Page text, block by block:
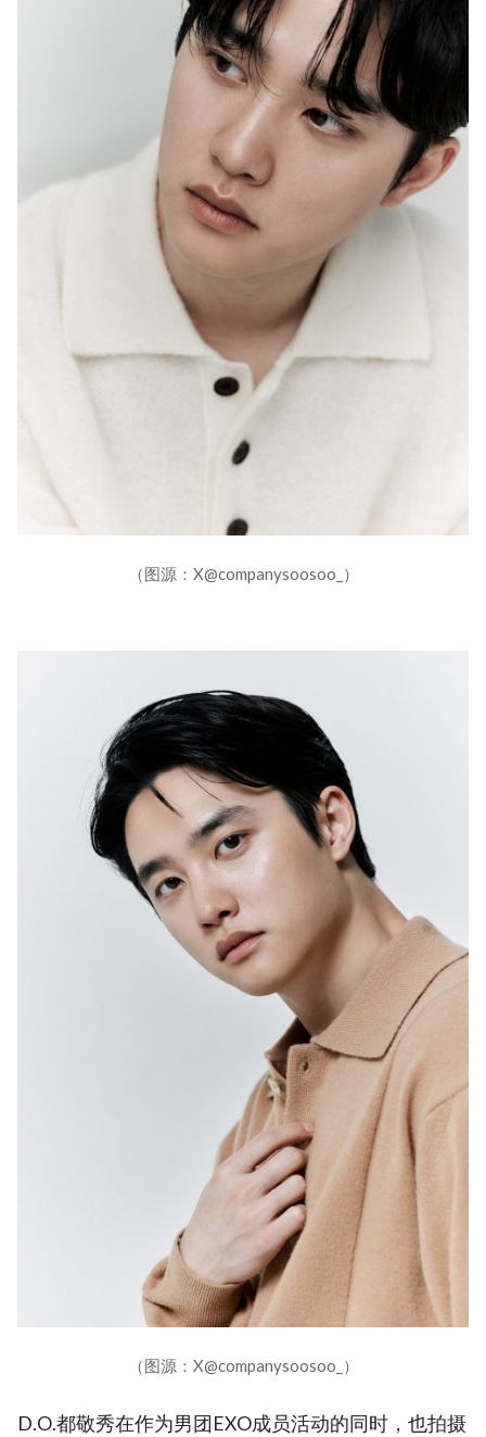
（图源：X@companysoosoo_）
（图源：X@companysoosoo_）
D.O.都敬秀在作为男团EXO成员活动的同时，也拍摄